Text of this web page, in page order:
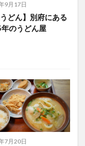
9月17日
うどん】別府にある
のうどん屋
7月20日